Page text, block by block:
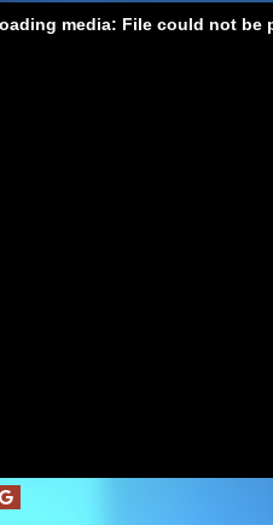
media: File could not be